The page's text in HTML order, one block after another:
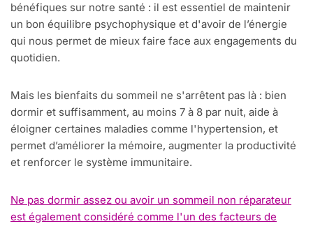
bénéfiques sur notre santé : il est essentiel de maintenir
un bon équilibre psychophysique et d'avoir de l’énergie
qui nous permet de mieux faire face aux engagements du
quotidien.
Mais les bienfaits du sommeil ne s'arrêtent pas là : bien
dormir et suffisamment, au moins 7 à 8 par nuit, aide à
éloigner certaines maladies comme l'hypertension, et
permet d’améliorer la mémoire, augmenter la productivité
et renforcer le système immunitaire.
Ne pas dormir assez ou avoir un sommeil non réparateur
est également considéré comme l'un des facteurs de